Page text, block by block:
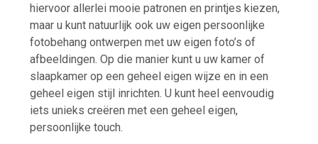
hiervoor allerlei mooie patronen en printjes kiezen,
maar u kunt natuurlijk ook uw eigen persoonlijke
fotobehang ontwerpen met uw eigen foto’s of
afbeeldingen. Op die manier kunt u uw kamer of
slaapkamer op een geheel eigen wijze en in een
geheel eigen stijl inrichten. U kunt heel eenvoudig
iets unieks creëren met een geheel eigen,
persoonlijke touch.